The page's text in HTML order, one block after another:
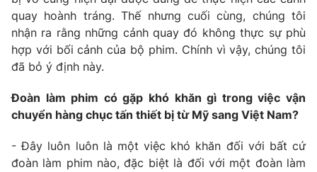
Emagazine Podcast
Photo
Video Shorts video
VTV Money VTV Thể thao
quay hoành tráng. Thế nhưng cuối cùng, chúng tôi
nhận ra rằng những cảnh quay đó không thực sự phù
hợp với bối cảnh của bộ phim. Chính vì vậy, chúng tôi
đã bỏ ý định này.
Đoàn làm phim có gặp khó khăn gì trong việc vận
chuyển hàng chục tấn thiết bị từ Mỹ sang Việt Nam?
- Đây luôn luôn là một việc khó khăn đối với bất cứ
đoàn làm phim nào, đặc biệt là đối với một đoàn làm